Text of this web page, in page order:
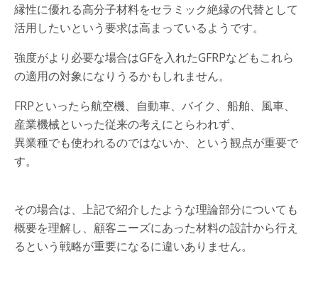
縁性に優れる高分子材料をセラミック絶縁の代替として
活用したいという要求は高まっているようです。
強度がより必要な場合はGFを入れたGFRPなどもこれら
の適用の対象になりうるかもしれません。
FRPといったら航空機、自動車、バイク、船舶、風車、
産業機械といった従来の考えにとらわれず、
異業種でも使われるのではないか、という観点が重要で
す。
その場合は、上記で紹介したような理論部分についても
概要を理解し、顧客ニーズにあった材料の設計から行え
るという戦略が重要になるに違いありません。